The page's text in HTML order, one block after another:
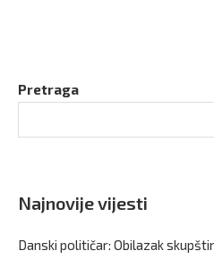
Pretraga
Najnovije vijesti
Danski političar: Obilazak